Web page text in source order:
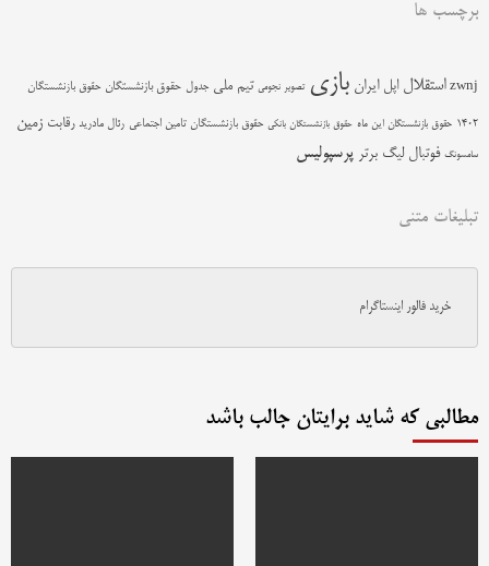
برچسب ها
zwnj استقلال اپل ایران بازی تصویر نجومی تیم ملی جدول حقوق بازنشستگان حقوق بازنشستگان
1402 حقوق بازنشستگان این ماه حقوق بازنشستگان بانکی حقوق بازنشستگان تامین اجتماعی رئال مادرید رقابت زمین
سامسونگ فوتبال لیگ برتر پرسپولیس
تبلیغات متنی
خرید فالور اینستاگرام
مطالبی که شاید برایتان جالب باشد